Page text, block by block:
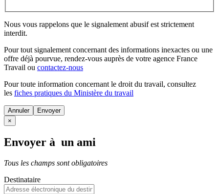
Nous vous rappelons que le signalement abusif est strictement
interdit.
Pour tout signalement concernant des informations inexactes ou une
offre déjà pourvue, rendez-vous auprès de votre agence France
Travail ou contactez-nous
Pour toute information concernant le droit du travail, consultez
les fiches pratiques du Ministère du travail
Annuler
×
Envoyer à un ami
Tous les champs sont obligatoires
Destinataire